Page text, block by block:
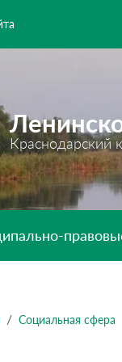
Краснодарский
Социальная сфера